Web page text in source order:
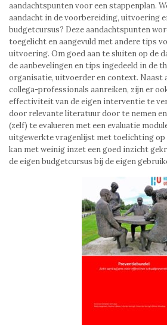
aandachtspunten voor een stappenplan.
aandacht in de voorbereiding, uitvoering
budgetcursus? Deze aandachtspunten
toegelicht en aangevuld met andere tips
uitvoering. Om goed aan te sluiten op de
de aanbevelingen en tips ingedeeld in de
organisatie, uitvoerder en context. Naast
collega-professionals aanreiken, zijn er
effectiviteit van de eigen interventie te
door relevante literatuur door te nemen
(zelf) te evalueren met een evaluatie
uitgewerkte vragenlijst met toelichting op
kan met weinig inzet een goed inzicht
de eigen budgetcursus bij de eigen